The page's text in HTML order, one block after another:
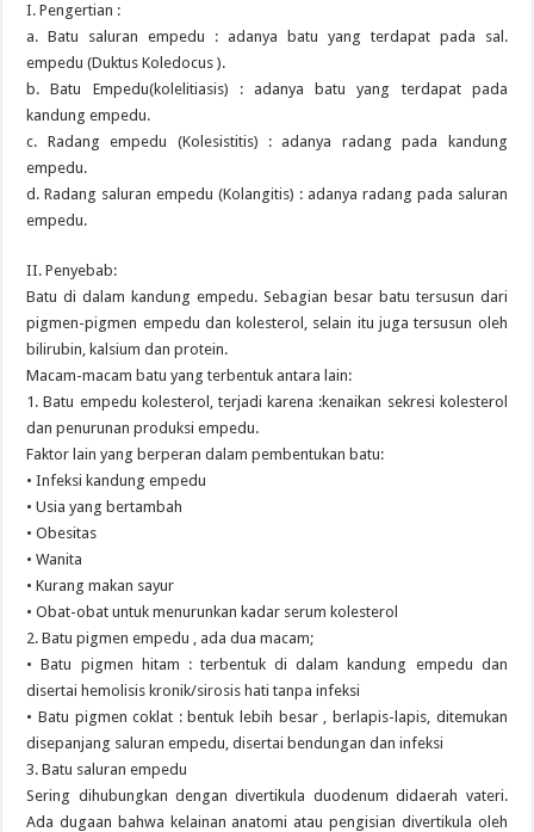
I. Pengertian :
a. Batu saluran empedu : adanya batu yang terdapat pada sal.
empedu (Duktus Koledocus ).
b. Batu Empedu(kolelitiasis) : adanya batu yang terdapat pada
kandung empedu.
c. Radang empedu (Kolesistitis) : adanya radang pada kandung
empedu.
d. Radang saluran empedu (Kolangitis) : adanya radang pada saluran
empedu.
II. Penyebab:
Batu di dalam kandung empedu. Sebagian besar batu tersusun dari
pigmen-pigmen empedu dan kolesterol, selain itu juga tersusun oleh
bilirubin, kalsium dan protein.
Macam-macam batu yang terbentuk antara lain:
1. Batu empedu kolesterol, terjadi karena :kenaikan sekresi kolesterol
dan penurunan produksi empedu.
Faktor lain yang berperan dalam pembentukan batu:
• Infeksi kandung empedu
• Usia yang bertambah
• Obesitas
• Wanita
• Kurang makan sayur
• Obat-obat untuk menurunkan kadar serum kolesterol
2. Batu pigmen empedu , ada dua macam;
• Batu pigmen hitam : terbentuk di dalam kandung empedu dan
disertai hemolisis kronik/sirosis hati tanpa infeksi
• Batu pigmen coklat : bentuk lebih besar , berlapis-lapis, ditemukan
disepanjang saluran empedu, disertai bendungan dan infeksi
3. Batu saluran empedu
Sering dihubungkan dengan divertikula duodenum didaerah vateri.
Ada dugaan bahwa kelainan anatomi atau pengisian divertikula oleh